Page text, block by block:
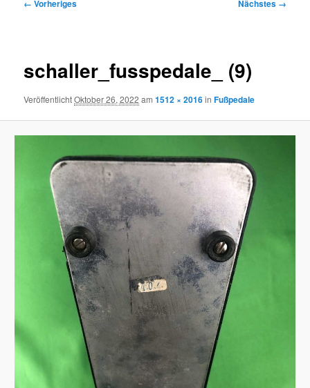
← Vorheriges Nächstes →
schaller_fusspedale_ (9)
VeröffentlichtOktober 26, 2022 am1512 × 2016inFußpedale